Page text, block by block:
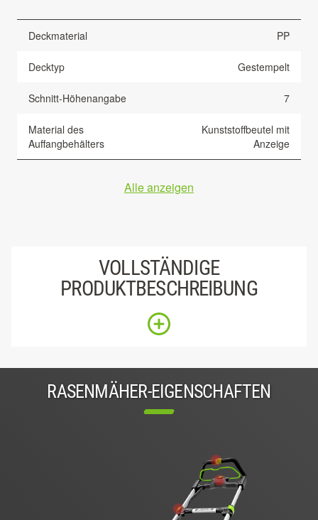
Deckmaterial PP
Decktyp Gestempelt
Schnitt-Höhenangabe 7
Material des
Auffangbehälters
Kunststoffbeutel mit
Anzeige
Alle anzeigen
VOLLSTÄNDIGE
PRODUKTBESCHREIBUNG
RASENMÄHER-EIGENSCHAFTEN